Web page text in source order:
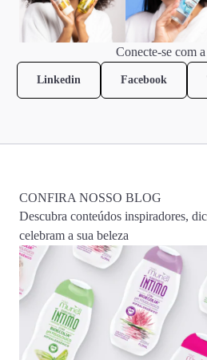
Conecte-se com
Linkedin Facebook
CONFIRA NOSSO BLOG
Descubra conteúdos inspiradores,
celebram a sua beleza